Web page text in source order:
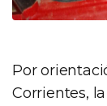
Por
Corrientes,